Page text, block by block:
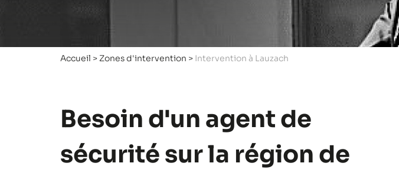
Accueil > Zones d'intervention > Intervention à Lauzach
Besoin d'un agent de
sécurité sur la région de